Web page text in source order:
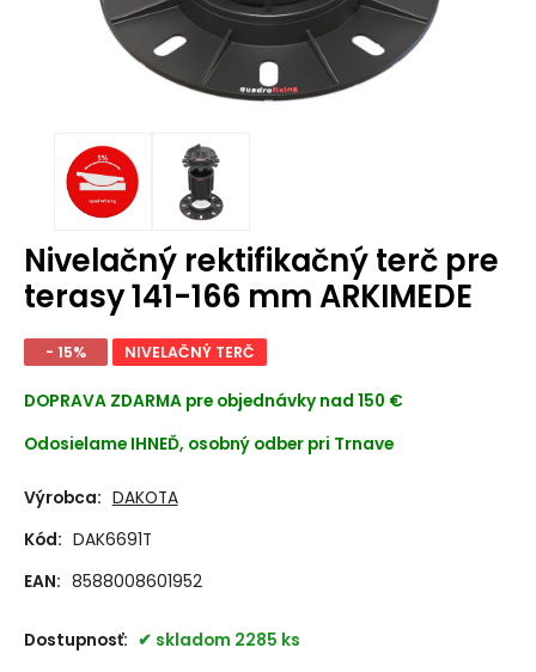
Nivelačný rektifikačný terč pre
terasy 141-166 mm ARKIMEDE
- 15% NIVELAČNÝ TERČ
DOPRAVA ZDARMA pre objednávky nad 150 €
Odosielame IHNEĎ, osobný odber pri Trnave
Výrobca: DAKOTA
Kód: DAK6691T
EAN: 8588008601952
Dostupnosť: skladom 2285 ks